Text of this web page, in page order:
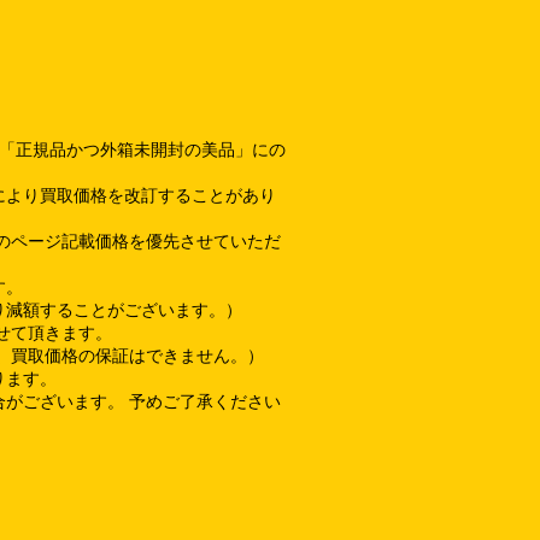
正規品かつ外箱未開封の美品」にの
り買取価格を改訂することがあり
ページ記載価格を優先させていただ
。
額することがございます。）
頂きます。
取価格の保証はできません。）
ます。
ございます。 予めご了承ください